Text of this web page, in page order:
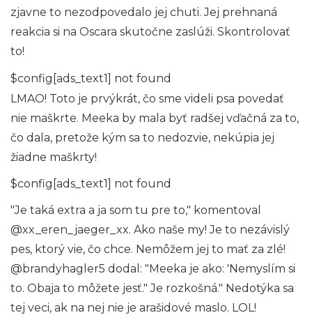
zjavne to nezodpovedalo jej chuti. Jej prehnaná
reakcia si na Oscara skutočne zaslúži. Skontrolovať
to!
$config[ads_text1] not found
LMAO! Toto je prvýkrát, čo sme videli psa povedať
nie maškrte. Meeka by mala byť radšej vďačná za to,
čo dala, pretože kým sa to nedozvie, nekúpia jej
žiadne maškrty!
$config[ads_text1] not found
"Je taká extra a ja som tu pre to," komentoval
@xx_eren_jaeger_xx. Ako naše my! Je to nezávislý
pes, ktorý vie, čo chce. Nemôžem jej to mať za zlé!
@brandyhagler5 dodal: "Meeka je ako: 'Nemyslím si
to. Obaja to môžete jesť." Je rozkošná." Nedotýka sa
tej veci, ak na nej nie je arašidové maslo. LOL!